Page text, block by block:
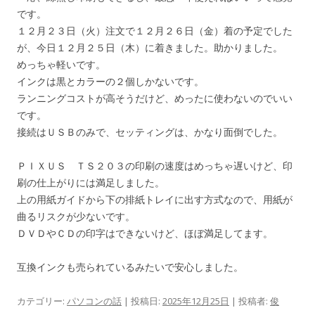
です。
１２月２３日（火）注文で１２月２６日（金）着の予定でした
が、今日１２月２５日（木）に着きました。助かりました。
めっちゃ軽いです。
インクは黒とカラーの２個しかないです。
ランニングコストが高そうだけど、めったに使わないのでいい
です。
接続はＵＳＢのみで、セッティングは、かなり面倒でした。
ＰＩＸＵＳ ＴＳ２０３の印刷の速度はめっちゃ遅いけど、印
刷の仕上がりには満足しました。
上の用紙ガイドから下の排紙トレイに出す方式なので、用紙が
曲るリスクが少ないです。
ＤＶＤやＣＤの印字はできないけど、ほぼ満足してます。
互換インクも売られているみたいで安心しました。
カテゴリー: パソコンの話 | 投稿日: 2025年12月25日 | 投稿者: 俊